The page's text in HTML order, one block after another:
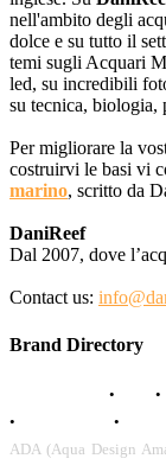
nell'ambito degli
dolce e su tutto il
temi sugli Acquari
led, su incredibili
su tecnica, biologia,
Per migliorare la
costruirvi le basi vi
marino, scritto da
DaniReef
Dal 2007, dove
Contact us:
Brand Directory
• •
•
•
ADA (Aqua Design